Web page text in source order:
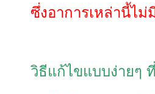
ซึ่งอาการเหล่านี้ไ
วิธีแก้ไขแบบง่ายๆ